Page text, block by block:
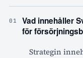
01
Vad innehåller
för
Strategin